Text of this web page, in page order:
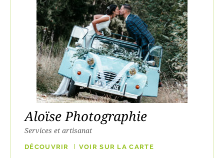
Aloïse Photographie
Services et artisanat
DÉCOUVRIR VOIR SUR LA CARTE